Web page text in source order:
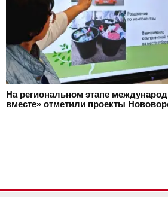
На региональном этапе
вместе» отметили проекты